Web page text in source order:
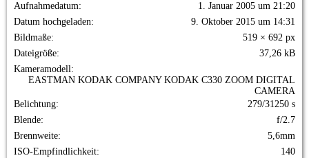
Aufnahmedatum
1. Januar 2005 um 21:20
Datum hochgeladen
9. Oktober 2015 um 14:31
Bildmaße
519 × 692 px
Dateigröße
37,26 kB
Kameramodell
EASTMAN KODAK COMPANY KODAK C330 ZOOM DIGITAL
CAMERA
Belichtung
279/31250 s
Blende
f/2.7
Brennweite
5,6mm
ISO-Empfindlichkeit
140